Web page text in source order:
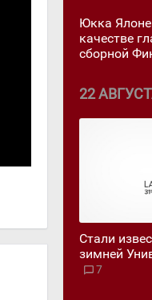
Юкка
качестве
сборной
22
Стали
зимней
7